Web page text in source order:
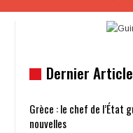
Dernier Article
Grèce : le chef de l’État
nouvelles